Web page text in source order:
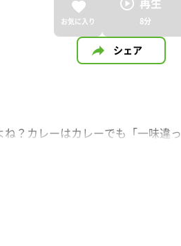
お気に入り
再生
8分
シェア
？カレーはカレーでも「一味違っ